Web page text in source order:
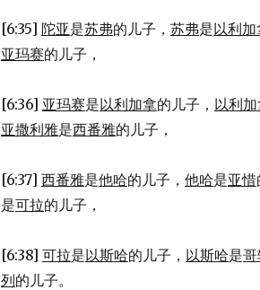
[6:35] 陀亚是苏弗的儿子， 苏弗是以利加
亚玛赛的儿子，
[6:36] 亚玛赛是以利加拿的儿子， 以利
亚撒利雅是西番雅的儿子，
[6:37] 西番雅是他哈的儿子， 他哈是亚惜
是可拉的儿子，
[6:38] 可拉是以斯哈的儿子， 以斯哈是
列的儿子。